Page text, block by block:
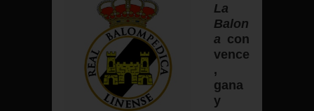
La
Balon
a con
vence
,
gana
y